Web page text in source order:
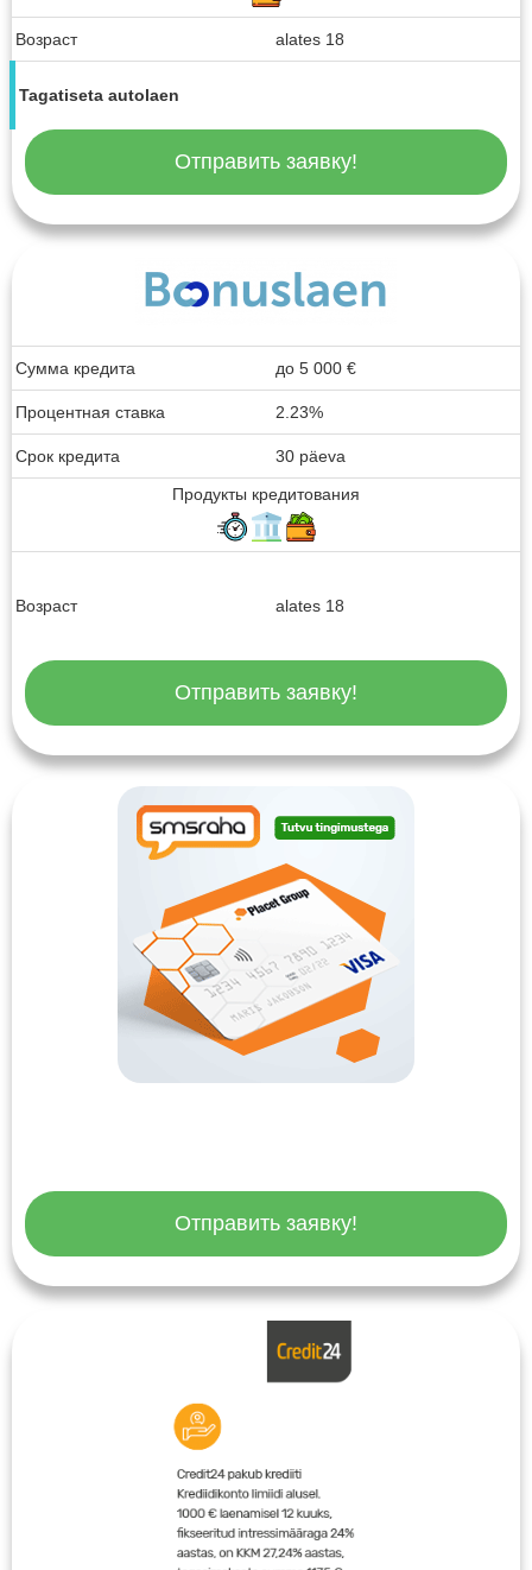
Возраст alates 18
Tagatiseta autolaen
Отправить заявку!
Сумма кредита до 5 000 €
Процентная ставка 2.23%
Срок кредита
30 päeva
Продукты кредитования
Возраст alates 18
Отправить заявку!
Отправить заявку!